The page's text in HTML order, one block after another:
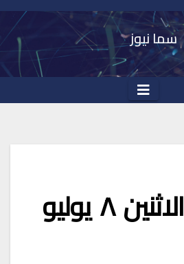
سما نيوز
أخبار البلد – الاثنين ٨ يوليو